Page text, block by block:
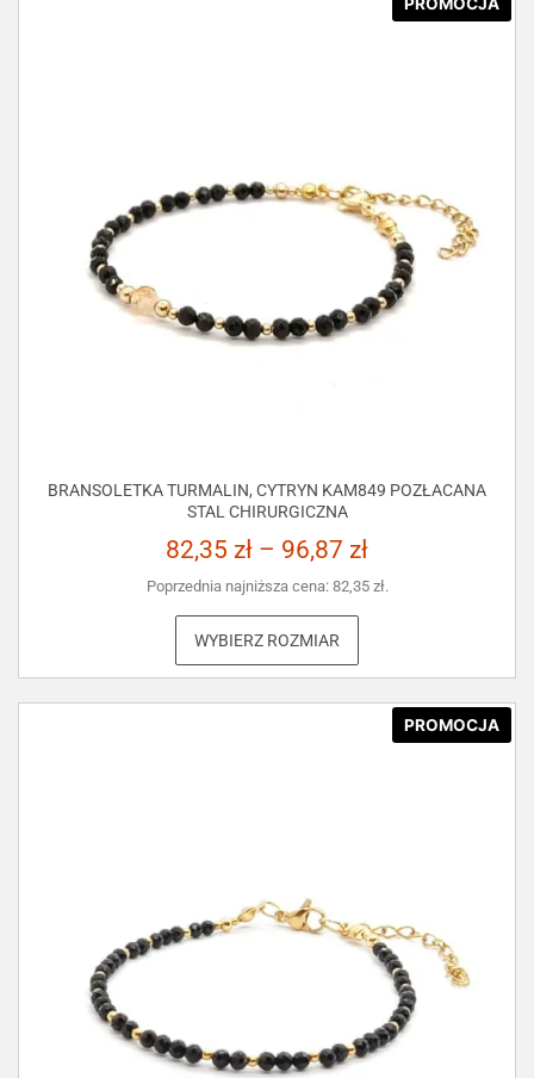
PROMOCJA
BRANSOLETKA TURMALIN, CYTRYN KAM849 POZŁACANA
STAL CHIRURGICZNA
82,35 zł – 96,87 zł
Poprzednia najniższa cena: 82,35 zł.
WYBIERZ ROZMIAR
PROMOCJA